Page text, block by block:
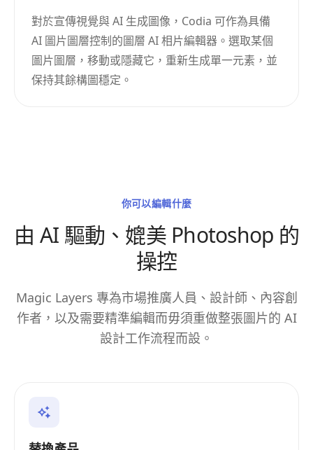
對於宣傳視覺與 AI 生成圖像，Codia 可作為具備
AI 圖片圖層控制的圖層 AI 相片編輯器。選取某個
圖片圖層，移動或隱藏它，重新生成單一元素，並
保持其餘構圖穩定。
你可以編輯什麼
由 AI 驅動、媲美 Photoshop 的
操控
Magic Layers 專為市場推廣人員、設計師、內容創
作者，以及需要精準編輯而毋須重做整張圖片的 AI
設計工作流程而設。